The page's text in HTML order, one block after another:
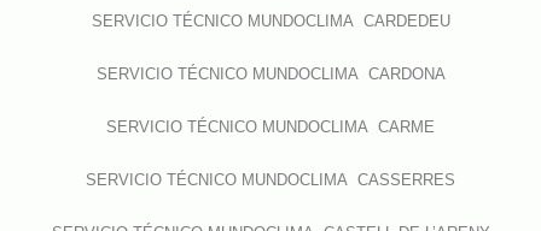
SERVICIO TÉCNICO MUNDOCLIMA CARDEDEU
SERVICIO TÉCNICO MUNDOCLIMA CARDONA
SERVICIO TÉCNICO MUNDOCLIMA CARME
SERVICIO TÉCNICO MUNDOCLIMA CASSERRES